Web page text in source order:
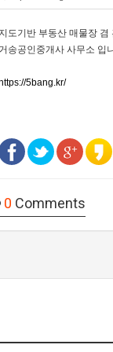
도기반 부동산 매물장
송공인중개사 사무소 입
5bang.kr/
0 Comments